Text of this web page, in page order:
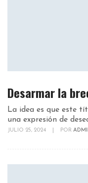
Desarmar la
La idea es que este
una expresión de
JULIO 25, 2024 POR